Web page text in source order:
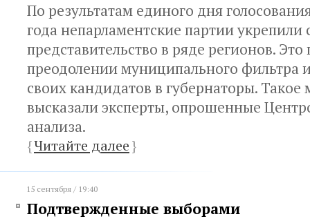
По результатам единого дня
года непарламентские партии укрепили
представительство в ряде регионов.
преодолении муниципального фильтра
своих кандидатов в губернаторы. Такое
высказали эксперты, опрошенные
анализа.
{Читайте далее}
15 сентября / 19:40
Подтвержденные выборами